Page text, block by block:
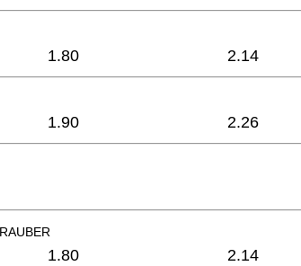
1.80 2.14
1.90 2.26
1.80 2.14